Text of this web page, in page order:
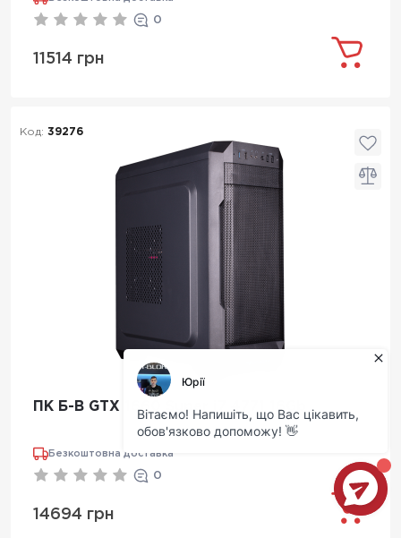
0
11514 грн
Код: 39276
ПК Б-В GTX 1660 Super i7 4771 16Gb
Безкоштовна доставка
0
14694 грн